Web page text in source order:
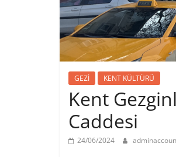
GEZİ KENT KÜLTÜRÜ
Kent
Caddesi
24/06/2024